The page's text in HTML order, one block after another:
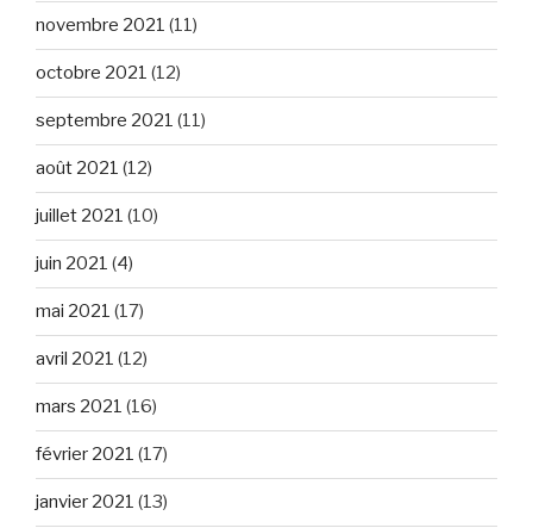
novembre 2021 (11)
octobre 2021 (12)
septembre 2021 (11)
août 2021 (12)
juillet 2021 (10)
juin 2021 (4)
mai 2021 (17)
avril 2021 (12)
mars 2021 (16)
février 2021 (17)
janvier 2021 (13)